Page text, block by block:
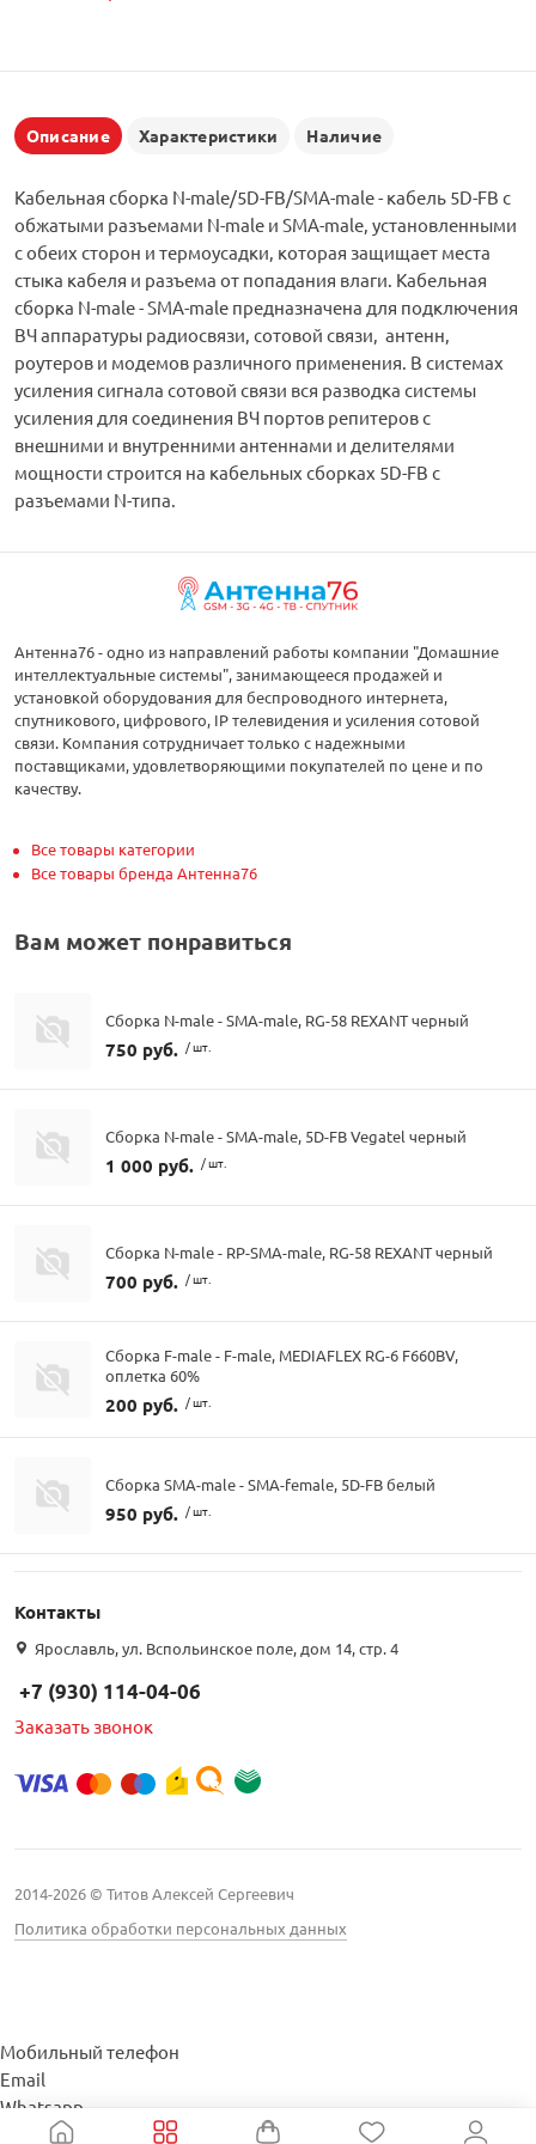
Описание Характеристики Наличие
Кабельная сборка N-male/5D-FB/SMA-male - кабель 5D-FB с
обжатыми разъемами N-male и SMA-male, установленными
с обеих сторон и термоусадки, которая защищает места
стыка кабеля и разъема от попадания влаги. Кабельная
сборка N-male - SMA-male предназначена для подключения
ВЧ аппаратуры радиосвязи, сотовой связи, антенн,
роутеров и модемов различного применения. В системах
усиления сигнала сотовой связи вся разводка системы
усиления для соединения ВЧ портов репитеров с
внешними и внутренними антеннами и делителями
мощности строится на кабельных сборках 5D-FB с
разъемами N-типа.
Антенна76 - одно из направлений работы компании "Домашние
интеллектуальные системы", занимающееся продажей и
установкой оборудования для беспроводного интернета,
спутникового, цифрового, IP телевидения и усиления сотовой
связи. Компания сотрудничает только с надежными
поставщиками, удовлетворяющими покупателей по цене и по
качеству.
Все товары категории
Все товары бренда Антенна76
Вам может понравиться
Сборка N-male - SMA-male, RG-58 REXANT черный
750 руб. / шт.
Сборка N-male - SMA-male, 5D-FB Vegatel черный
1 000 руб. / шт.
Сборка N-male - RP-SMA-male, RG-58 REXANT черный
700 руб. / шт.
Сборка F-male - F-male, MEDIAFLEX RG-6 F660BV,
оплетка 60%
200 руб. / шт.
Сборка SMA-male - SMA-female, 5D-FB белый
950 руб. / шт.
Контакты
Ярославль, ул. Вспольинское поле, дом 14, стр. 4
+7 (930) 114-04-06
Заказать звонок
2014-2026 © Титов Алексей Сергеевич
Политика обработки персональных данных
Мобильный телефон
Email
Whatsapp
Whatsapp